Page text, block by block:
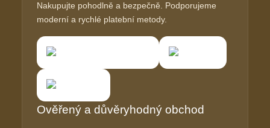
Nakupujte pohodlně a bezpečně. Podporujeme
moderní a rychlé platební metody.
Ověřený a důvěryhodný obchod